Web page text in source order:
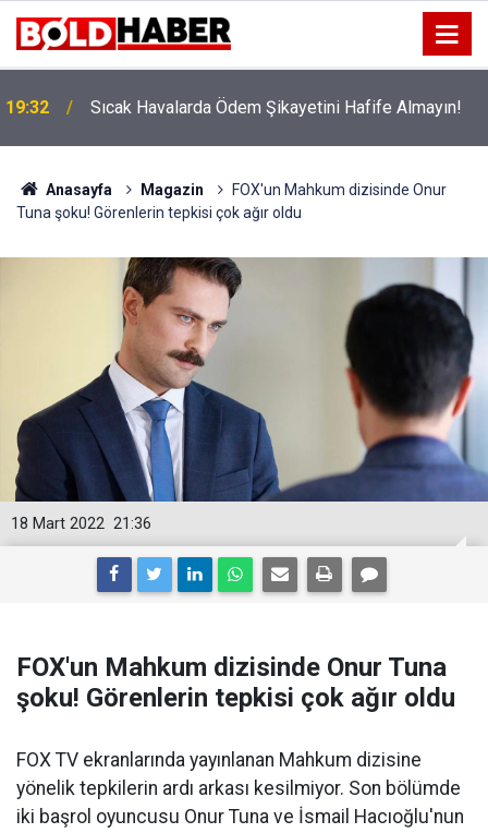
19:32 Sıcak Havalarda Ödem Şikayetini Hafife Almayın!
Anasayfa Magazin
FOX'un Mahkum dizisinde Onur
Tuna şoku! Görenlerin tepkisi çok ağır oldu
21:36
18 Mart 2022
FOX'un Mahkum dizisinde Onur Tuna
şoku! Görenlerin tepkisi çok ağır oldu
FOX TV ekranlarında yayınlanan Mahkum dizisine
yönelik tepkilerin ardı arkası kesilmiyor. Son bölümde
iki başrol oyuncusu Onur Tuna ve İsmail Hacıoğlu'nun